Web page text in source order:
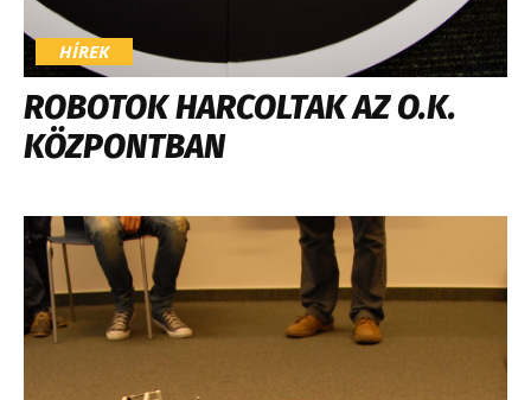
HÍREK
ROBOTOK HARCOLTAK AZ O.K.
KÖZPONTBAN